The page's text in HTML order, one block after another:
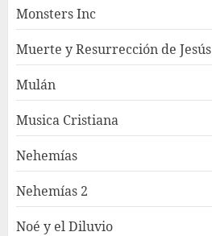
Monsters Inc
Muerte y Resurrección de Jesús
Mulán
Musica Cristiana
Nehemías
Nehemías 2
Noé y el Diluvio